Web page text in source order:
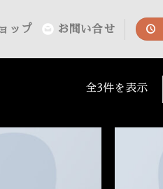
ップ お問い合せ
全3件を表示